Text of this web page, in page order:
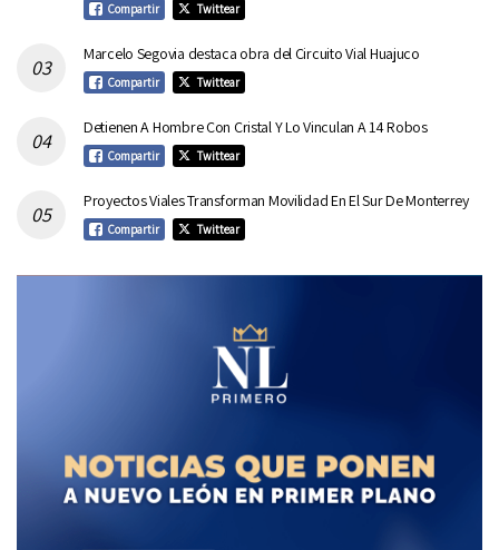
Compartir Twittear
Marcelo Segovia destaca obra del Circuito Vial Huajuco
Compartir Twittear
Detienen A Hombre Con Cristal Y Lo Vinculan A 14 Robos
Compartir Twittear
Proyectos Viales Transforman Movilidad En El Sur De Monterrey
Compartir Twittear